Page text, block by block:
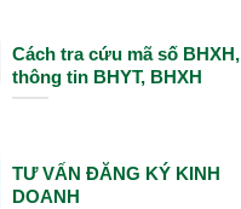
Cách tra cứu mã số BHXH,
thông tin BHYT, BHXH
TƯ VẤN ĐĂNG KÝ KINH
DOANH